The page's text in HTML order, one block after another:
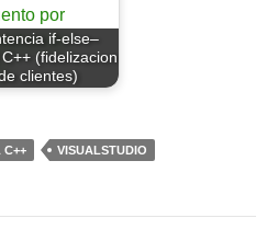
if-else–
(fidelizacion
clientes)
C++ VISUALSTUDIO